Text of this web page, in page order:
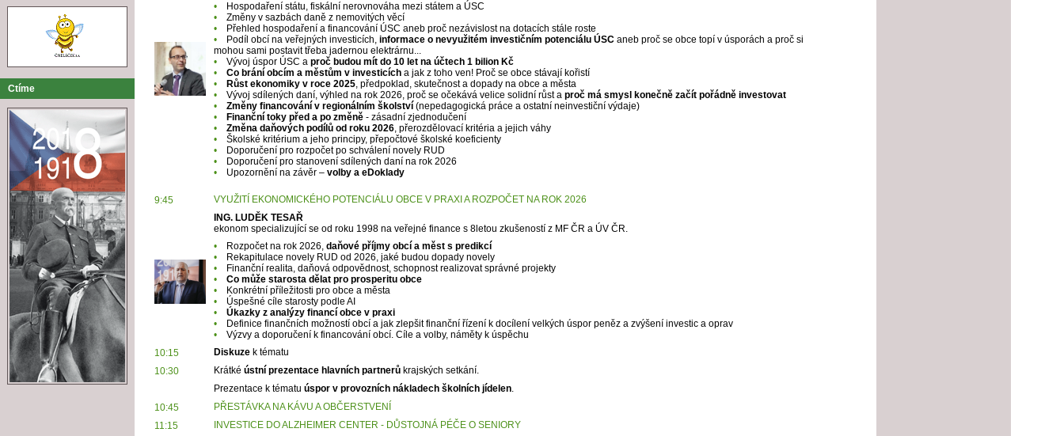
Ctíme
•
Hospodaření státu, fiskální nerovnováha mezi státem a ÚSC
•
Změny v sazbách daně z nemovitých věcí
•
Přehled hospodaření a financování ÚSC aneb proč nezávislost na dotacích stále roste
•
Podíl obcí na veřejných investicích, informace o nevyužitém investičním potenciálu ÚSCaneb proč se obce topí v úsporách a proč si
mohou sami postavit třeba jadernou elektrárnu...
•
Vývoj úspor ÚSC a proč budou mít do 10 let na účtech 1 bilion Kč
•
Co brání obcím a městům v investicích a jak z toho ven! Proč se obce stávají kořistí
•
Růst ekonomiky v roce 2025, předpoklad, skutečnost a dopady na obce a města
•
Vývoj sdílených daní, výhled na rok 2026, proč se očekává velice solidní růst a proč má smysl konečně začít pořádně investovat
•
Změny financování v regionálním školství(nepedagogická práce a ostatní neinvestiční výdaje)
•
Finanční toky před a po změně - zásadní zjednodučení
•
Změna daňových podílů od roku 2026, přerozdělovací kritéria a jejich váhy
• Školské kritérium a jeho principy, přepočtové školské koeficienty
•
Doporučení pro rozpočet po schválení novely RUD
•
Doporučení pro stanovení sdílených daní na rok 2026
•
Upozornění na závěr – volby a eDoklady
9:45
VYUŽITÍ EKONOMICKÉHO POTENCIÁLU OBCE V PRAXI A ROZPOČET NA ROK 2026
ING. LUDĚK TESAŘ
ekonom specializující se od roku 1998 na veřejné finance s 8letou zkušeností z MF ČR a ÚV ČR.
•
Rozpočet na rok 2026, daňové příjmy obcí a měst s predikcí
•
Rekapitulace novely RUD od 2026, jaké budou dopady novely
•
Finanční realita, daňová odpovědnost, schopnost realizovat správné projekty
•
Co může starosta dělat pro prosperitu obce
•
Konkrétní příležitosti pro obce a města
•
Úspešné cíle starosty podle AI
•
Úkazky z analýzy financí obce v praxi
•
Definice finančních možností obcí a jak zlepšit finanční řízení k docílení velkých úspor peněz a zvýšení investic a oprav
• Výzvy a doporučení k financování obcí. Cíle a volby, náměty k úspěchu
10:15
Diskuzek tématu
10:30
Krátké ústní prezentace hlavních partnerůkrajských setkání.
Prezentace k tématu úspor v provozních nákladech školních jídelen.
10:45
PŘESTÁVKA NA KÁVU A OBČERSTVENÍ
11:15
INVESTICE DO ALZHEIMER CENTER - DŮSTOJNÁ PÉČE O SENIORY